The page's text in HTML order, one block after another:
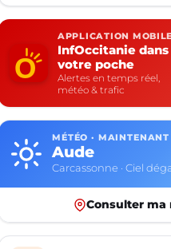
APPLICATION MOBILE
InfOccitanie dans
votre poche
Alertes en temps réel,
météo & trafic
MÉTÉO · MAINTENANT
Aude
Carcassonne · Ciel
Consulter ma